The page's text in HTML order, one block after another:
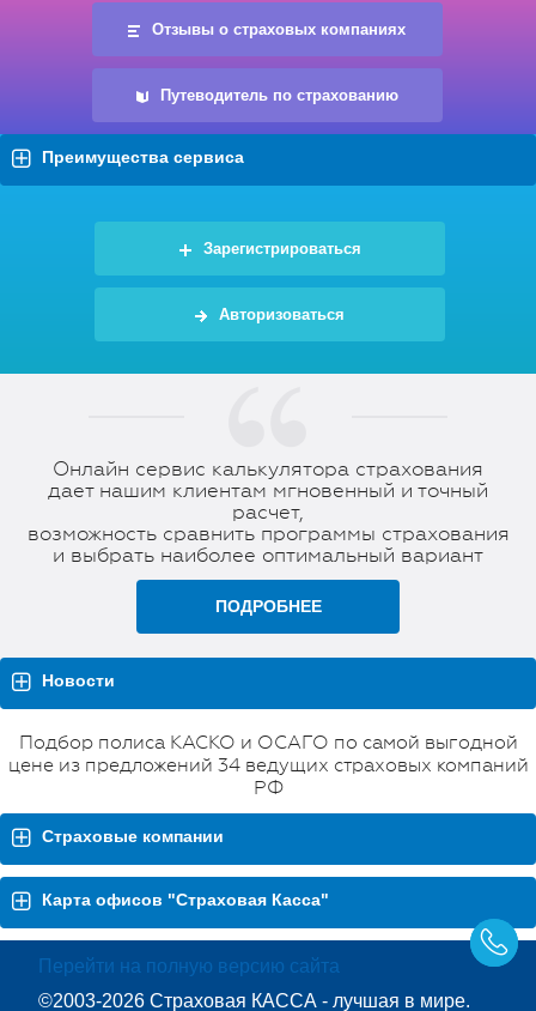
Отзывы о страховых компаниях
Путеводитель по страхованию
Преимущества сервиса
Зарегистрироваться
Авторизоваться
Онлайн сервис калькулятора страхования
дает нашим клиентам мгновенный и точный
расчет,
возможность сравнить программы страхования
и выбрать наиболее оптимальный вариант
ПОДРОБНЕЕ
Новости
Подбор полиса КАСКО и ОСАГО по самой выгодной
цене из предложений 34 ведущих страховых компаний
РФ
Страховые компании
Карта офисов "Страховая Касса"
Перейти на полную версию сайта
©2003-2026 Страховая КАССА - лучшая в мире.